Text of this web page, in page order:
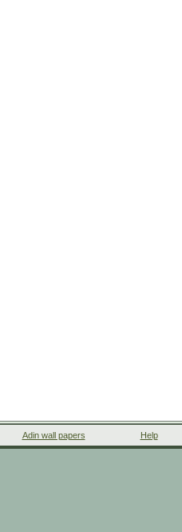
Adin wall papers Help